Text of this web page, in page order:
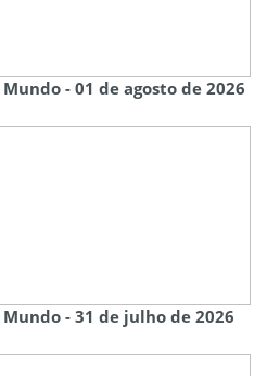
- 01 de agosto de 2026
- 31 de julho de 2026